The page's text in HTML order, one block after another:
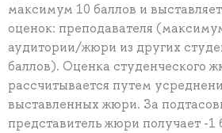
максимум 10 баллов и
оценок: преподавателя
аудитории/жюри из других
баллов). Оценка студенческого
рассчитывается путем
выставленных жюри. За
представитель жюри получает -1